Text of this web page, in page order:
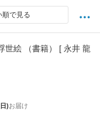
順で見る
世絵 （書籍） [ 永井 龍
)お届け